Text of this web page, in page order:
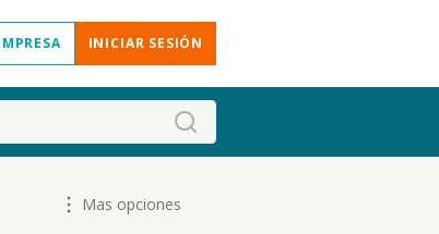
INICIAR SESIÓN
Mas opciones